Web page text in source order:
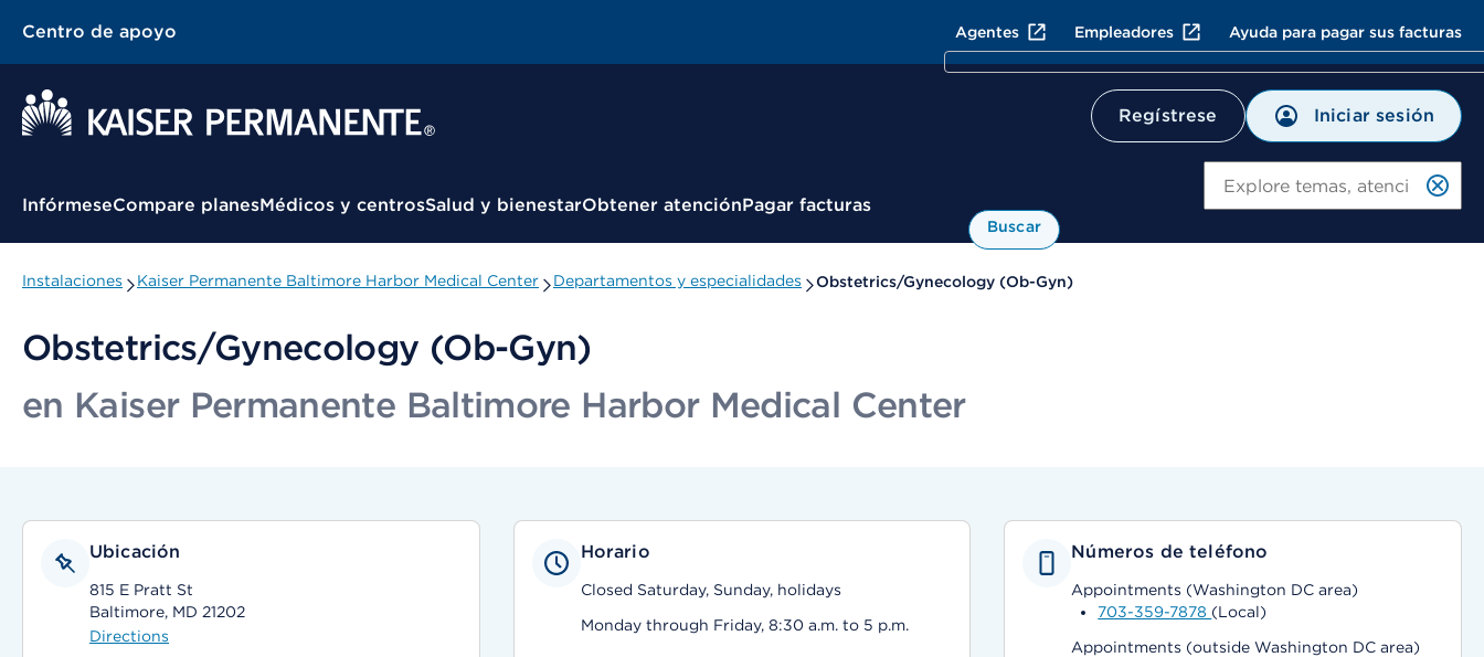
Centro de apoyo Agentes Empleadores Ayuda para pagar sus facturas
Regístrese Iniciar sesión
Menú contextual
InfórmeseCompare planesMédicos y centrosSalud y bienestarObtener atenciónPagar facturas
Buscar
Instalaciones Kaiser Permanente Baltimore Harbor Medical Center Departamentos y especialidades Obstetrics/Gynecology (Ob-Gyn)
Obstetrics/Gynecology (Ob-Gyn)
en Kaiser Permanente Baltimore Harbor Medical Center
Ubicación
815 E Pratt St
Baltimore, MD 21202
Directions
Horario
Closed Saturday, Sunday, holidays
Monday through Friday, 8:30 a.m. to 5 p.m.
Números de teléfono
Appointments (Washington DC area)
703-359-7878 (Local)
Appointments (outside Washington DC area)